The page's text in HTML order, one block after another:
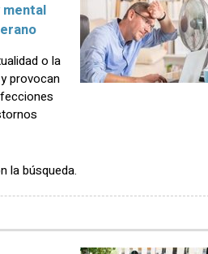
mental
o la
provocan
la búsqueda.